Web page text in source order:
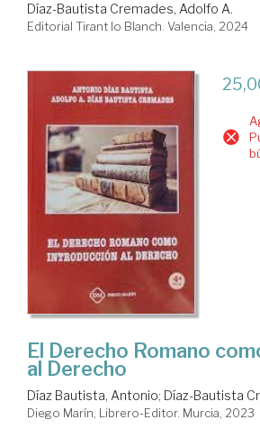
Díaz-Bautista Cremades, Adolfo A.
Editorial Tirant lo Blanch. Valencia, 2024
El Derecho Romano
al Derecho
Díaz Bautista, Antonio; Díaz-Bautista
Diego Marín, Librero-Editor. Murcia, 2023